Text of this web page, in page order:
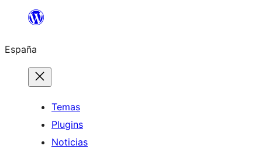
Saltar
contenido
España
Temas
Plugins
Noticias